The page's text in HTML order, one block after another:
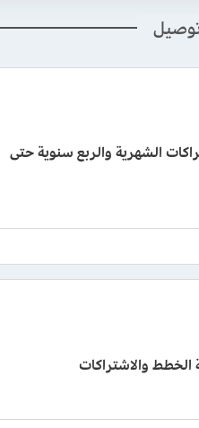
الشهرية والربع سنوية حتى